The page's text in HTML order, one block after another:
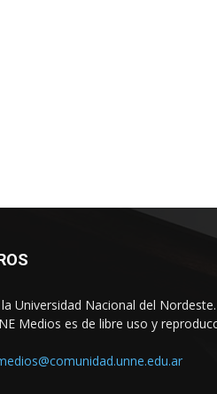
Universidad Nacional del Nordeste.
Medios es de libre uso y